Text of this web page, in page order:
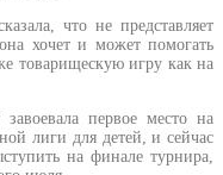
что не представляет
хочет и может помогать
товарищескую игру как на
первое место на
лиги для детей, и сейчас
на финале турнира,